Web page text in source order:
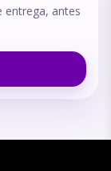
entrega, antes